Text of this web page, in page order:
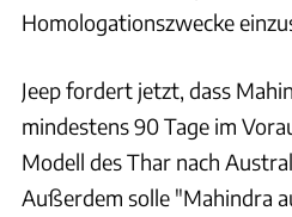
Homologationszwecke
Jeep fordert jetzt, dass
mindestens 90 Tage im
Modell des Thar nach
Außerdem solle "Mahindra